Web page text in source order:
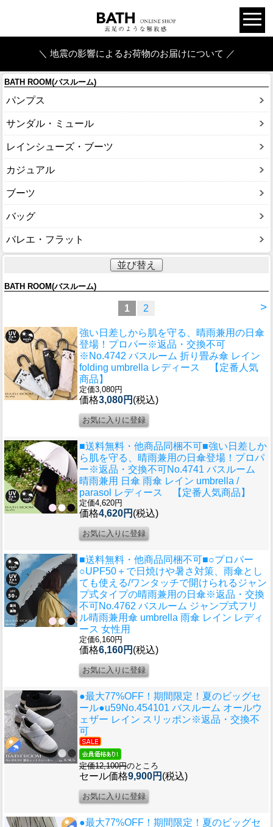
＼ 地震の影響によるお荷物のお届けについて ／
BATH ROOM(バスルーム)
パンプス
サンダル・ミュール
レインシューズ・ブーツ
カジュアル
ブーツ
バッグ
バレエ・フラット
並び替え
BATH ROOM(バスルーム)
>
1 2
強い日差しから肌を守る、晴雨兼用の日傘
登場！プロパー※返品・交換不可
※No.4742 バスルーム 折り畳み傘 レイン
folding umbrella レディース 【定番人気
商品】
定価3,080円
価格3,080円 (税込)
■送料無料・他商品同梱不可■強い日差しか
ら肌を守る、晴雨兼用の日傘登場！プロパ
ー※返品・交換不可No.4741 バスルーム
晴雨兼用 日傘 雨傘 レイン umbrella /
parasol レディース 【定番人気商品】
定価4,620円
価格4,620円 (税込)
■送料無料・他商品同梱不可■○プロパー
○UPF50＋で日焼けや暑さ対策、雨傘とし
ても使える/ワンタッチで開けられるジャン
プ式タイプの晴雨兼用の日傘※返品・交換
不可No.4762 バスルーム ジャンプ式フリ
ル晴雨兼用傘 umbrella 雨傘 レイン レディ
ース 女性用
定価6,160円
価格6,160円 (税込)
●最大77%OFF！期間限定！夏のビッグセ
ール●u59No.454101 バスルーム オールウ
ェザー レイン スリッポン※返品・交換不
可
定価12,100円のところ
セール価格9,900円 (税込)
●最大77%OFF！期間限定！夏のビッグセ